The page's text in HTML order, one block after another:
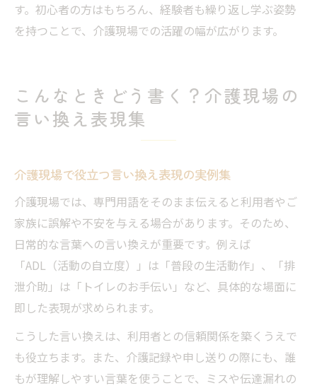
す。初心者の方はもちろん、経験者も繰り返し学ぶ姿勢
を持つことで、介護現場での活躍の幅が広がります。
こんなときどう書く？介護現場の
言い換え表現集
介護現場で役立つ言い換え表現の実例集
介護現場では、専門用語をそのまま伝えると利用者やご
家族に誤解や不安を与える場合があります。そのため、
日常的な言葉への言い換えが重要です。例えば
「ADL（活動の自立度）」は「普段の生活動作」、「排
泄介助」は「トイレのお手伝い」など、具体的な場面に
即した表現が求められます。
こうした言い換えは、利用者との信頼関係を築くうえで
も役立ちます。また、介護記録や申し送りの際にも、誰
もが理解しやすい言葉を使うことで、ミスや伝達漏れの